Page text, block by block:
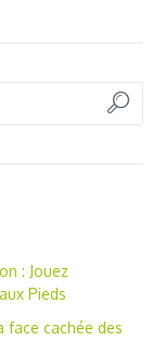
: Jouez
Pieds
face cachée des